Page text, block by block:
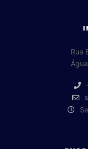
Rua